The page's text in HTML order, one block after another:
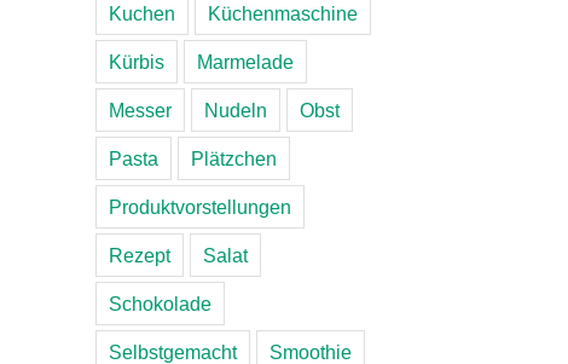
Kuchen Küchenmaschine
Kürbis Marmelade
Messer Nudeln Obst
Pasta Plätzchen
Produktvorstellungen
Rezept Salat
Schokolade
Selbstgemacht Smoothie